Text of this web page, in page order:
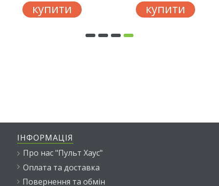
купити купити
ІНФОРМАЦІЯ
Про нас "Пульт Хаус"
Оплата та доставка
Повернення та обмін